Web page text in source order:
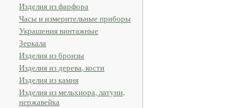
Изделия из фарфора
Часы и измерительные приборы
Украшения винтажные
Зеркала
Изделия из бронзы
Изделия из дерева, кости
Изделия из камня
Изделия из мельхиора, латуни,
нержавейка